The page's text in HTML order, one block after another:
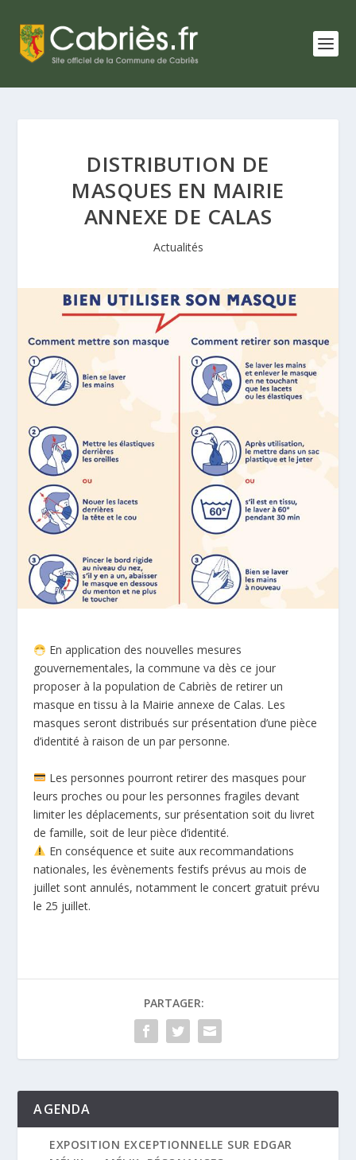
DISTRIBUTION DE
MASQUES EN MAIRIE
ANNEXE DE CALAS
Actualités
En application des nouvelles mesures
gouvernementales, la commune va dès ce jour
proposer à la population de Cabriès de retirer un
masque en tissu à la Mairie annexe de Calas. Les
masques seront distribués sur présentation d’une pièce
d’identité à raison de un par personne.
Les personnes pourront retirer des masques pour
leurs proches ou pour les personnes fragiles devant
limiter les déplacements, sur présentation soit du livret
de famille, soit de leur pièce d’identité.
En conséquence et suite aux recommandations
nationales, les évènements festifs prévus au mois de
juillet sont annulés, notamment le concert gratuit prévu
le 25 juillet.
PARTAGER:
AGENDA
EXPOSITION EXCEPTIONNELLE SUR EDGAR